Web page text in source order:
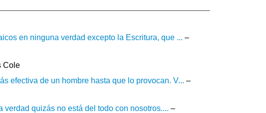
en ninguna verdad excepto la Escritura, que ... –
Cole
efectiva de un hombre hasta que lo provocan. V... –
quizás no está del todo con nosotros.... –